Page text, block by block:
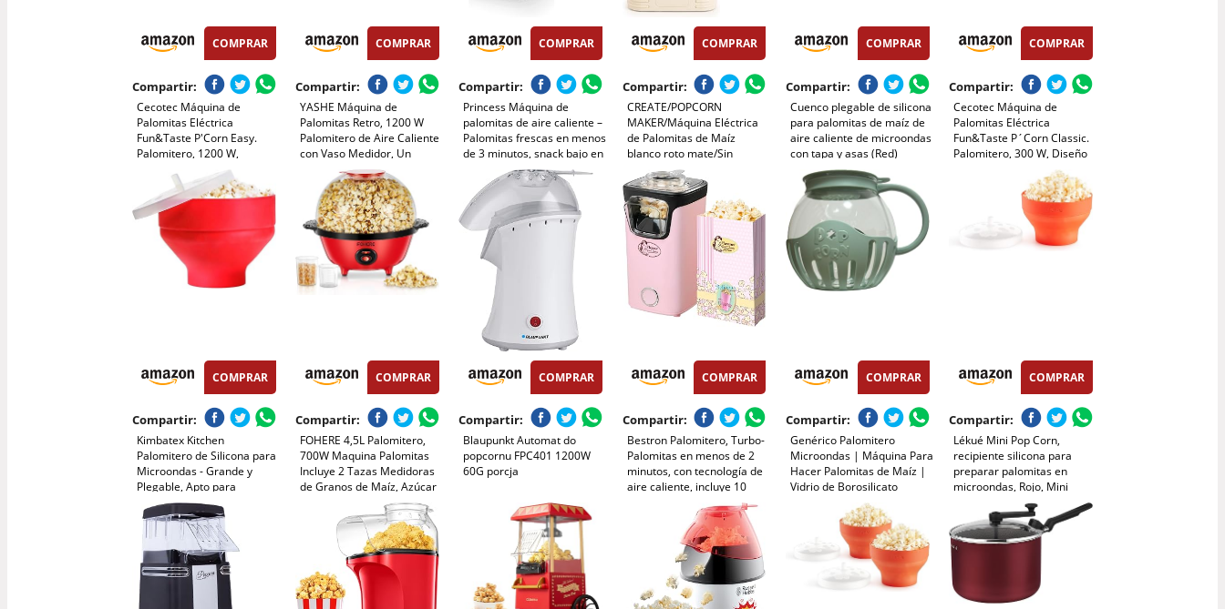
COMPRAR
Compartir:
Cecotec Máquina de
Palomitas Eléctrica
Fun&Taste P'Corn Easy.
Palomitero, 1200 W,
Sistema de Inyección de
Aire, Tazón Extraíble, Tapa
Antiadherente y Extraíble,
Diseño Compacto
COMPRAR
Compartir:
YASHE Máquina de
Palomitas Retro, 1200 W
Palomitero de Aire Caliente
con Vaso Medidor, Un
Toque, Sin Aceite, Perfecto
para Cine en Casa, Noches
de Película, Fiestas
COMPRAR
Compartir:
Princess Máquina de
palomitas de aire caliente –
Palomitas frescas en menos
de 3 minutos, snack bajo en
calorías sin aceite, uso
rápido y fácil, perfecta para
el hogar y fiestas infantiles
COMPRAR
Compartir:
CREATE/POPCORN
MAKER/Máquina Eléctrica
de Palomitas de Maíz
blanco roto mate/Sin
aceites o grasas, Fácil de
limpiar, Palomitas en 3 min,
80g de maiz por tanda,
Sitema de seguridad,
1200W
COMPRAR
Compartir:
Cuenco plegable de silicona
para palomitas de maíz de
aire caliente de microondas
con tapa y asas (Red)
COMPRAR
Compartir:
Cecotec Máquina de
Palomitas Eléctrica
Fun&Taste P´Corn Classic.
Palomitero, 300 W, Diseño
Retro, Olla de Acero
Inoxidable de 500 ml,
Bandeja extraíble, Luz
Interior, Cuchara
dosificadora
COMPRAR
Compartir:
Kimbatex Kitchen
Palomitero de Silicona para
Microondas - Grande y
Plegable, Apto para
Lavavajillas, Sin BPA,
Recipiente para Palomitas
Saludables
COMPRAR
Compartir:
FOHERE 4,5L Palomitero,
700W Maquina Palomitas
Incluye 2 Tazas Medidoras
de Granos de Maíz, Azúcar
y Aceite, Agitación
Automática Electrico
Palomitera para las
Vacaciones y las Noches de
Cine, Rojo
COMPRAR
Compartir:
Blaupunkt Automat do
popcornu FPC401 1200W
60G porcja
COMPRAR
Compartir:
Bestron Palomitero, Turbo-
Palomitas en menos de 2
minutos, con tecnología de
aire caliente, incluye 10
bolsas de palomitas y taza
medidora integrada,
colección Sweet Dreams,
Color: Rosa
COMPRAR
Compartir:
Genérico Palomitero
Microondas | Máquina Para
Hacer Palomitas de Maíz |
Vidrio de Borosilicato
Seguro y Apto para
Lavavajillas
COMPRAR
Compartir:
Lékué Mini Pop Corn,
recipiente silicona para
preparar palomitas en
microondas, Rojo, Mini